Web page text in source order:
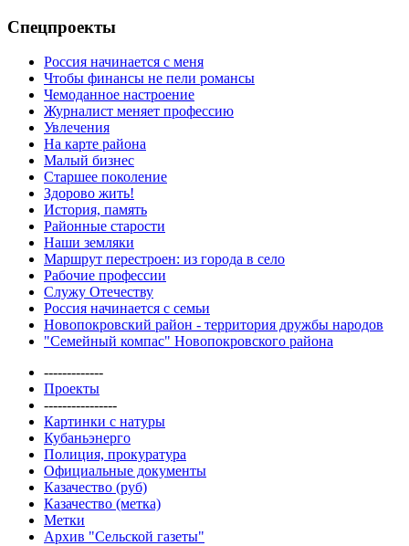
Спецпроекты
Россия начинается с меня
Чтобы финансы не пели романсы
Чемоданное настроение
Журналист меняет профессию
Увлечения
На карте района
Малый бизнес
Старшее поколение
Здорово жить!
История, память
Районные старости
Наши земляки
Маршрут перестроен: из города в село
Рабочие профессии
Служу Отечеству
Россия начинается с семьи
Новопокровский район - территория дружбы народов
"Семейный компас" Новопокровского района
-------------
Проекты
----------------
Картинки с натуры
Кубаньэнерго
Полиция, прокуратура
Официальные документы
Казачество (руб)
Казачество (метка)
Метки
Архив "Сельской газеты"